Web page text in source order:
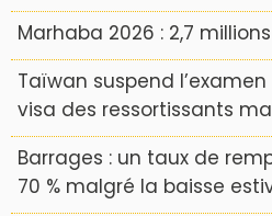
Marhaba 2026 : 2,7
Taïwan suspend
visa des ressortissants
Barrages : un taux de
70 % malgré la baisse